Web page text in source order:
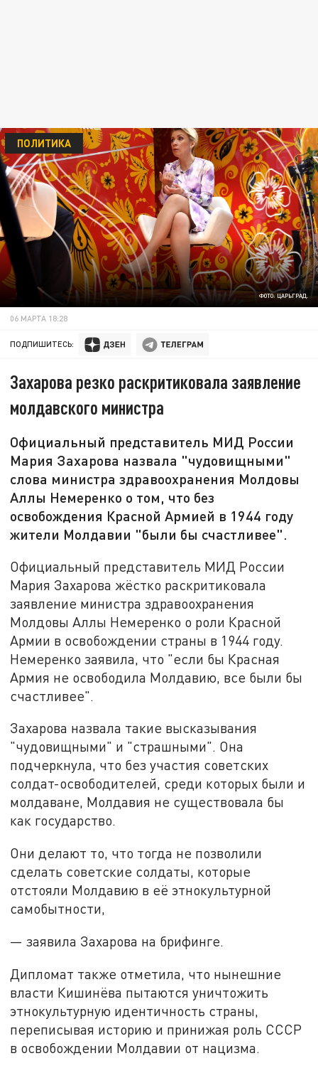
ФОТО: ЦАРЬГРАД.
ПОЛИТИКА
06 МАРТА 18:28
ПОДПИШИТЕСЬ:
Захарова резко раскритиковала заявление
молдавского министра
Официальный представитель МИД России
Мария Захарова назвала "чудовищными"
слова министра здравоохранения Молдовы
Аллы Немеренко о том, что без
освобождения Красной Армией в 1944 году
жители Молдавии "были бы счастливее".
Официальный представитель МИД России
Мария Захарова жёстко раскритиковала
заявление министра здравоохранения
Молдовы Аллы Немеренко о роли Красной
Армии в освобождении страны в 1944 году.
Немеренко заявила, что "если бы Красная
Армия не освободила Молдавию, все были бы
счастливее".
Захарова назвала такие высказывания
"чудовищными" и "страшными". Она
подчеркнула, что без участия советских
солдат-освободителей, среди которых были и
молдаване, Молдавия не существовала бы
как государство.
Они делают то, что тогда не позволили
сделать советские солдаты, которые
отстояли Молдавию в её этнокультурной
самобытности,
— заявила Захарова на брифинге.
Дипломат также отметила, что нынешние
власти Кишинёва пытаются уничтожить
этнокультурную идентичность страны,
переписывая историю и принижая роль СССР
в освобождении Молдавии от нацизма.